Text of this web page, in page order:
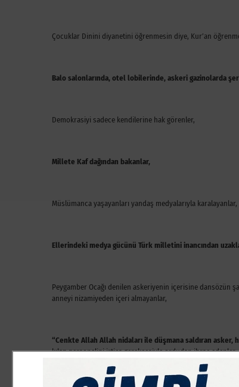
Çocuklar Dinini diyanetini öğrenmesin diye, Kur’an
Balo salonlarında, otel lobilerinde, askeri gazinolarda
Demokrasiyi sadece kendilerine hak görenler,
Millete Kaf dağından bakanlar,
Müslümanca yaşayanları yandaş medyalarıyla karalayanlar,
Ellerindeki medya gücünü Türk milletini inancından
Peygamber Ocağı denilen askeriyenin içerisine
anneyi nizamiyeden içeri almayanlar,
“Cenkte Allah Allah nidaları ile düşmana saldıran asker,
kılan personelini irtica gerekçesiyle ordudan ihraç edenler,